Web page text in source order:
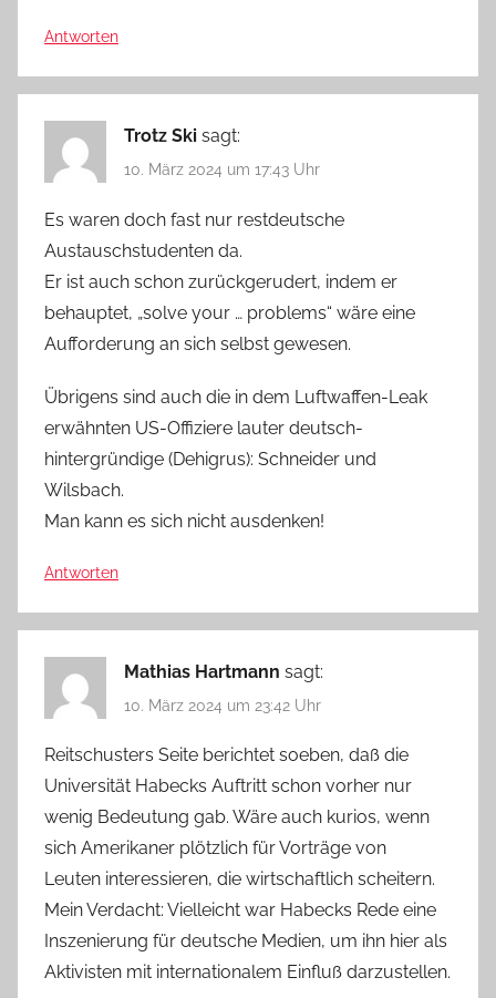
Antworten
Trotz Ski sagt:
10. März 2024 um 17:43 Uhr
Es waren doch fast nur restdeutsche
Austauschstudenten da.
Er ist auch schon zurückgerudert, indem er
behauptet, „solve your … problems“ wäre eine
Aufforderung an sich selbst gewesen.
Übrigens sind auch die in dem Luftwaffen-Leak
erwähnten US-Offiziere lauter deutsch-
hintergründige (Dehigrus): Schneider und
Wilsbach.
Man kann es sich nicht ausdenken!
Antworten
Mathias Hartmann sagt:
10. März 2024 um 23:42 Uhr
Reitschusters Seite berichtet soeben, daß die
Universität Habecks Auftritt schon vorher nur
wenig Bedeutung gab. Wäre auch kurios, wenn
sich Amerikaner plötzlich für Vorträge von
Leuten interessieren, die wirtschaftlich scheitern.
Mein Verdacht: Vielleicht war Habecks Rede eine
Inszenierung für deutsche Medien, um ihn hier als
Aktivisten mit internationalem Einfluß darzustellen.